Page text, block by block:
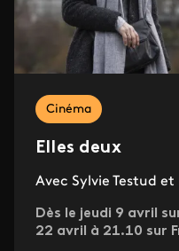
Cinéma
Elles deux
Avec Sylvie Testud
Dès le jeudi 9 avril
22 avril à 21.10 sur